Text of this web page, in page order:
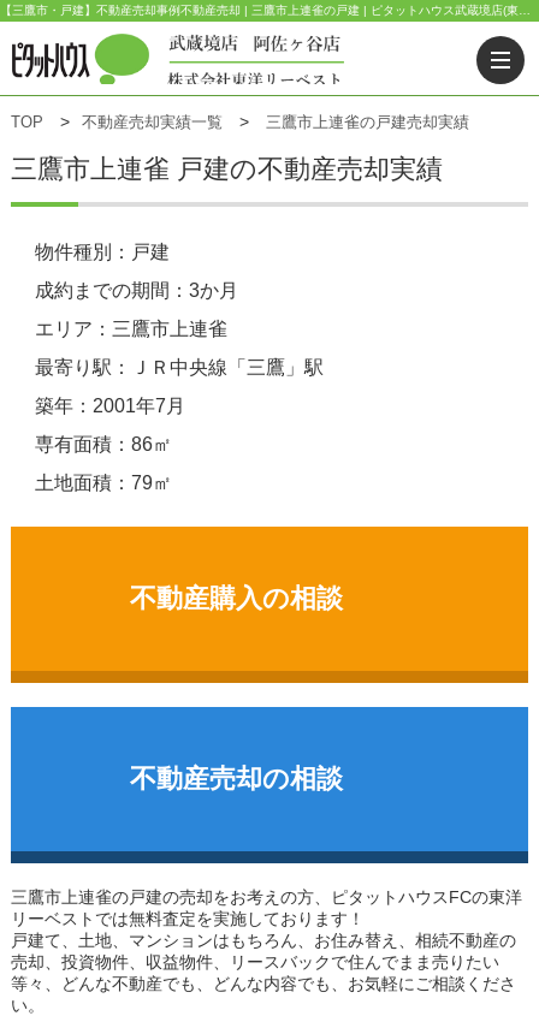
TOP 不動産売却実績一覧 三鷹市上連雀の戸建売却実績
三鷹市上連雀 戸建の不動産売却実績
物件種別：戸建
成約までの期間：3か月
エリア：三鷹市上連雀
最寄り駅：ＪＲ中央線「三鷹」駅
築年：2001年7月
専有面積：86㎡
土地面積：79㎡
不動産購入の相談
不動産売却の相談
三鷹市上連雀の戸建の売却をお考えの方、ピタットハウスFCの東洋
リーベストでは無料査定を実施しております！
戸建て、土地、マンションはもちろん、お住み替え、相続不動産の
売却、投資物件、収益物件、リースバックで住んでまま売りたい
等々、どんな不動産でも、どんな内容でも、お気軽にご相談くださ
い。